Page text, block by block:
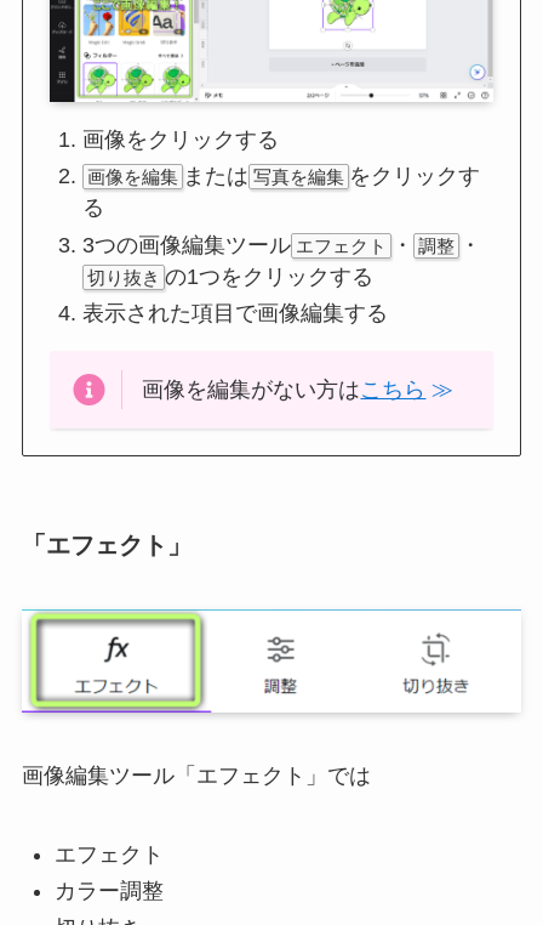
画像をクリックする
画像を編集 または 写真を編集 をクリックす
る
3つの画像編集ツール エフェクト ・ 調整 ・
切り抜き の1つをクリックする
表示された項目で画像編集する
画像を編集がない方はこちら ≫
「エフェクト」
画像編集ツール「エフェクト」では
エフェクト
カラー調整